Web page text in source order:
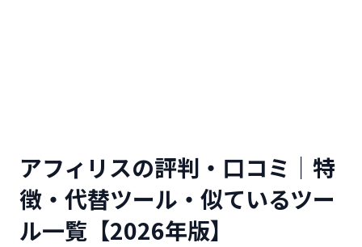
アフィリスの評判・口コミ｜特
徴・代替ツール・似ているツー
ル一覧【2026年版】